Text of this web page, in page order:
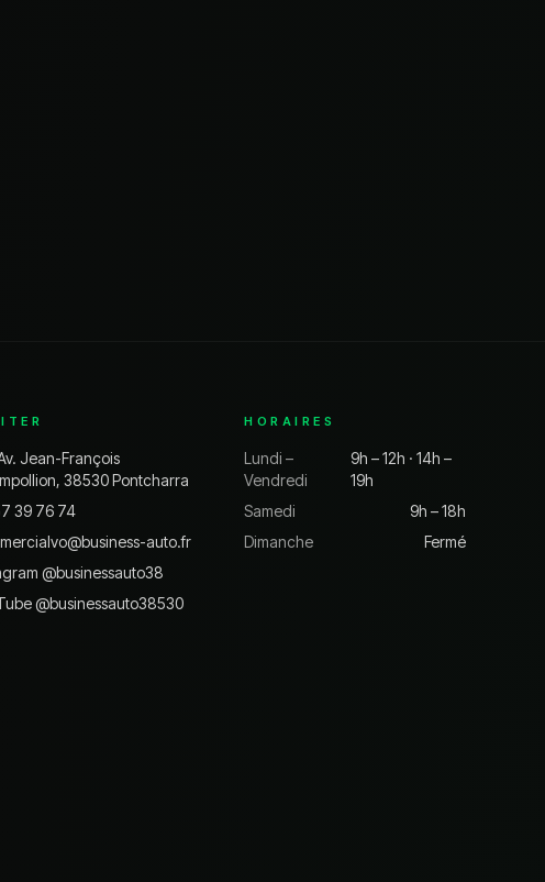
Jean-François
38530 Pontcharra
39 76 74
auto.fr
@businessauto38
@businessauto38530
HORAIRES
Lundi –
Vendredi
9h – 12h · 14h –
19h
Samedi
9h – 18h
Dimanche
Fermé